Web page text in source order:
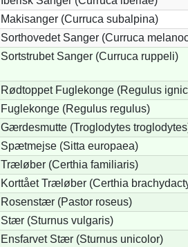
Makisanger (Curruca subalpina)
Sorthovedet Sanger (Curruca
Sortstrubet Sanger (Curruca ruppeli)
Rødtoppet Fuglekonge (Regulus
Fuglekonge (Regulus regulus)
Gærdesmutte (Troglodytes
Spætmejse (Sitta europaea)
Træløber (Certhia familiaris)
Korttået Træløber (Certhia
Rosenstær (Pastor roseus)
Stær (Sturnus vulgaris)
Ensfarvet Stær (Sturnus unicolor)